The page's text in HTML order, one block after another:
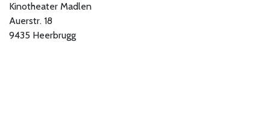
Kinotheater Madlen
Auerstr. 18
9435 Heerbrugg